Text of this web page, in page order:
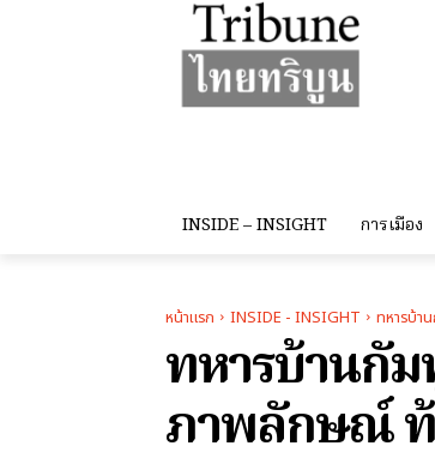
INSIDE – INSIGHT การเมือง
หน้าแรก INSIDE - INSIGHT ทหารบ้า
ทหารบ้านกัม
ภาพลักษณ์